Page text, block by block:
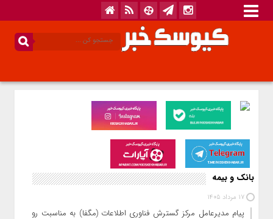
بانک و بیمه
17 مرداد 1405
پیام مدیرعامل مرکز گسترش فناوری اطلاعات (مگفا) به مناسبت روز